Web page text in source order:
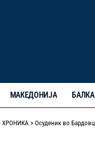
МАКЕДОНИЈА
ХРОНИКА > Осуденик во